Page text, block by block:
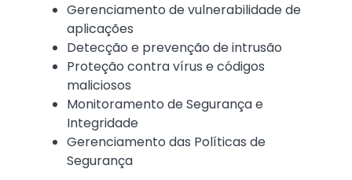
Gerenciamento de vulnerabilidade de
aplicações
Detecção e prevenção de intrusão
Proteção contra vírus e códigos
maliciosos
Monitoramento de Segurança e
Integridade
Gerenciamento das Políticas de
Segurança